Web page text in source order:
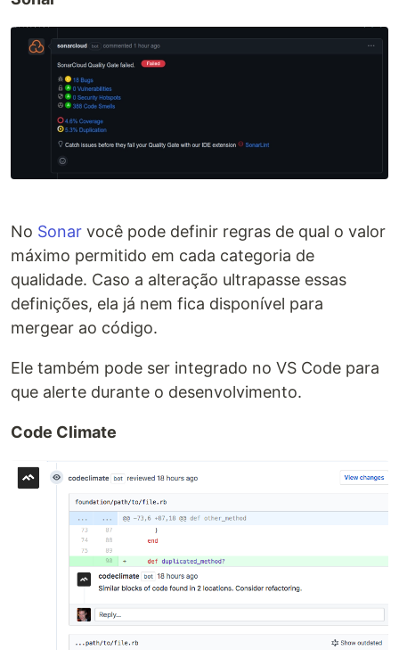
No Sonar você pode definir regras de qual o valor
máximo permitido em cada categoria de
qualidade. Caso a alteração ultrapasse essas
definições, ela já nem fica disponível para
mergear ao código.
Ele também pode ser integrado no VS Code para
que alerte durante o desenvolvimento.
Code Climate